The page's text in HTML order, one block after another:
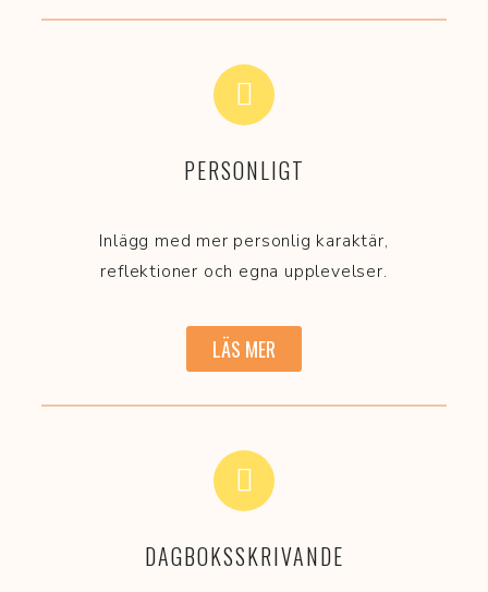
PERSONLIGT
Inlägg med mer personlig karaktär,
reflektioner och egna upplevelser.
LÄS MER
DAGBOKSSKRIVANDE